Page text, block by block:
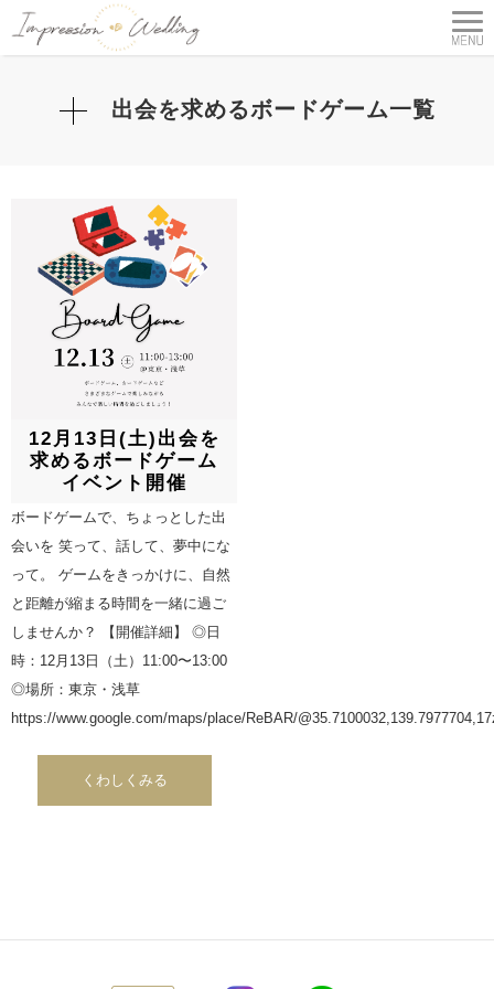
出会を求めるボードゲーム一覧
12月13日(土)出会を
求めるボードゲーム
イベント開催
ボードゲームで、ちょっとした出
会いを 笑って、話して、夢中にな
って。 ゲームをきっかけに、自然
と距離が縮まる時間を一緒に過ご
しませんか？ 【開催詳細】 ◎日
時：12月13日（土）11:00〜13:00
◎場所：東京・浅草
https://www.google.com/maps/place/ReBAR/
くわしくみる